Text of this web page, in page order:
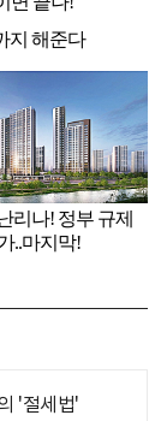
'절세법'